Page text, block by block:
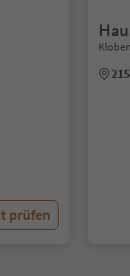
prüfen